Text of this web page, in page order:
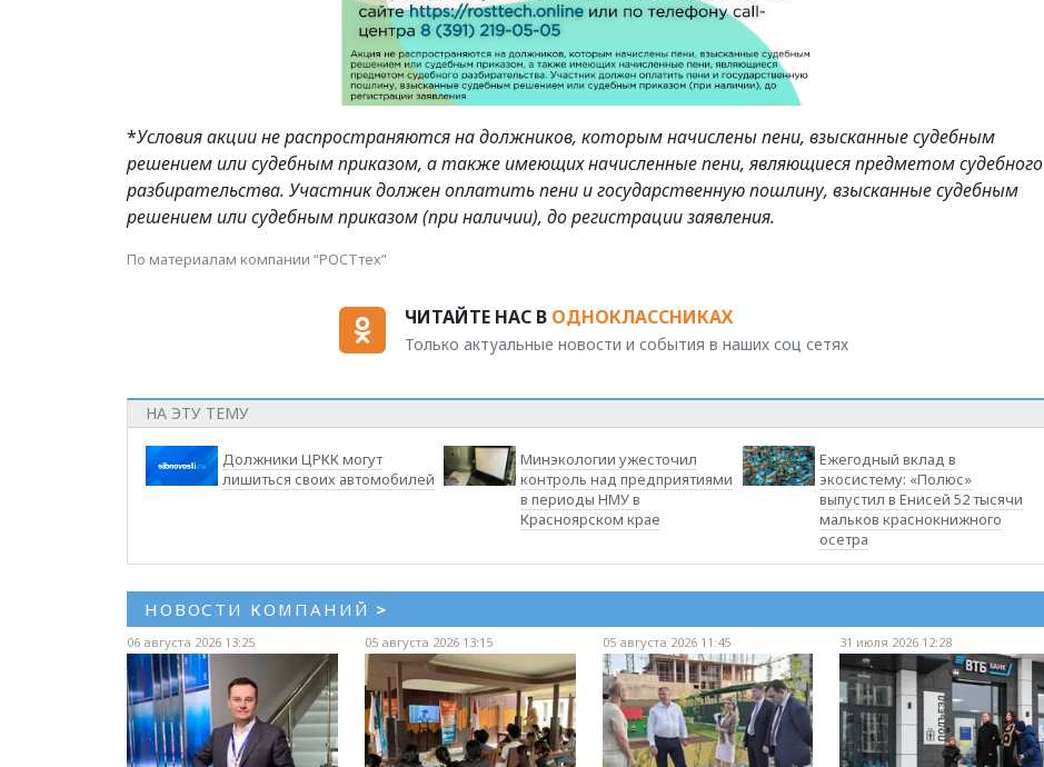
*Условия акции не распространяются на должников, которым начислены пени, взысканные судебным
решением или судебным приказом, а также имеющих начисленные пени, являющиеся предметом судебного
разбирательства. Участник должен оплатить пени и государственную пошлину, взысканные судебным
решением или судебным приказом (при наличии), до регистрации заявления.
По материалам компании “РОСТтех”
ЧИТАЙТЕ НАС В ОДНОКЛАССНИКАХ
Только актуальные новости и события в наших соц сетях
НА ЭТУ ТЕМУ
Должники ЦРКК могут
лишиться своих автомобилей
Минэкологии ужесточил
контроль над предприятиями
в периоды НМУ в
Красноярском крае
Ежегодный вклад в
экосистему: «Полюс»
выпустил в Енисей 52 тысячи
мальков краснокнижного
осетра
НОВОСТИ КОМПАНИЙ >
06 августа 2026 13:25 05 августа 2026 13:15 05 августа 2026 11:45 31 июля 2026 12:28